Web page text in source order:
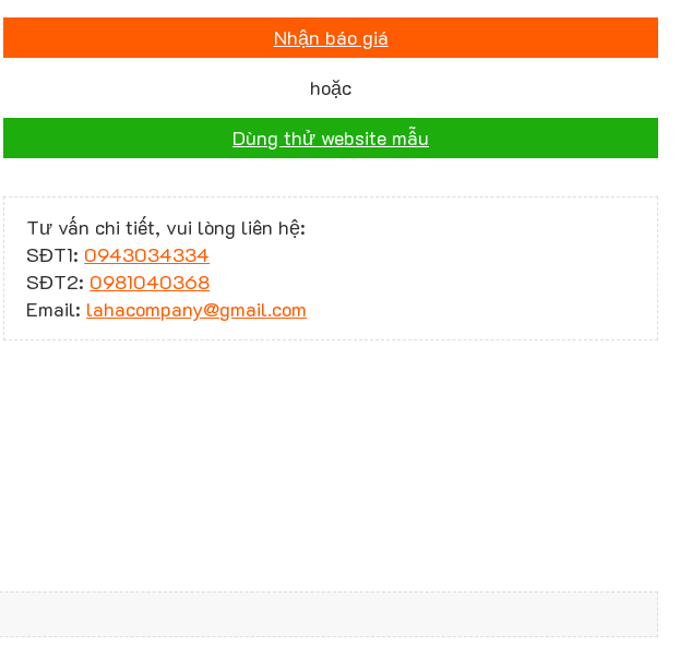
Nhận báo giá
hoặc
Dùng thử website mẫu
Tư vấn chi tiết, vui lòng liên hệ:
SĐT1: 0943034334
SĐT2: 0981040368
Email: lahacompany@gmail.com